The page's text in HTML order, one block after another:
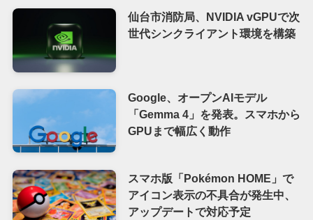
仙台市消防局、NVIDIA vGPUで次
世代シンクライアント環境を構築
Google、オープンAIモデル
「Gemma 4」を発表。スマホから
GPUまで幅広く動作
スマホ版「Pokémon HOME」で
アイコン表示の不具合が発生中、
アップデートで対応予定